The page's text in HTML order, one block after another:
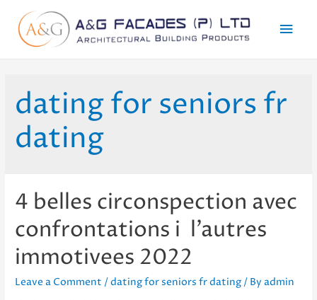
Main
dating for seniors fr
dating
4 belles circonspection avec
confrontations i l’autres
immotivees 2022
Leave a Comment /dating for seniors fr dating / Byadmin